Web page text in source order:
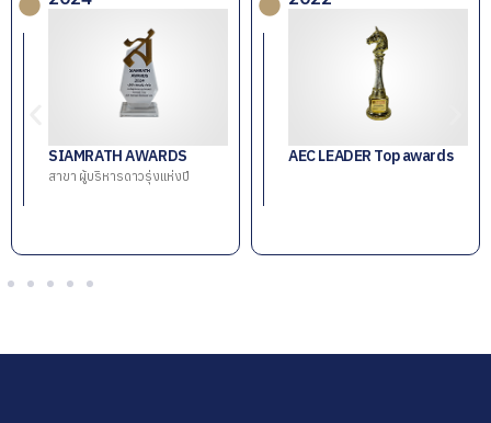
าวรุ่งแห่งปี
AEC LEADER Top awards รางวัล พิฆเน